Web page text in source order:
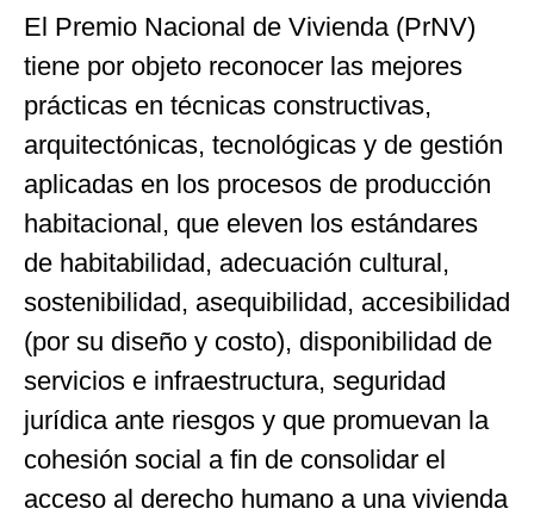
El Premio Nacional de Vivienda (PrNV)
tiene por objeto reconocer las mejores
prácticas en técnicas constructivas,
arquitectónicas, tecnológicas y de gestión
aplicadas en los procesos de producción
habitacional, que eleven los estándares
de habitabilidad, adecuación cultural,
sostenibilidad, asequibilidad, accesibilidad
(por su diseño y costo), disponibilidad de
servicios e infraestructura, seguridad
jurídica ante riesgos y que promuevan la
cohesión social a fin de consolidar el
acceso al derecho humano a una vivienda